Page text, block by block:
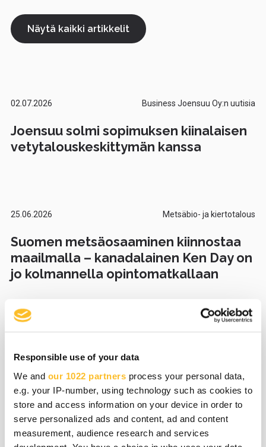
Responsible use of your data
We and our 1022 partners process your personal data,
e.g. your IP-number, using technology such as cookies to
store and access information on your device in order to
serve personalized ads and content, ad and content
measurement, audience research and services
Näytä kaikki artikkelit
02.07.2026 Business Joensuu Oy:n uutisia
Joensuu solmi sopimuksen kiinalaisen
vetytalouskeskittymän kanssa
25.06.2026 Metsäbio- ja kiertotalous
Suomen metsäosaaminen kiinnostaa
maailmalla – kanadalainen Ken Day on
jo kolmannella opintomatkallaan
Naton testaustapahtuma käynnissä
Suomessa – Droonistartup kehuu
Kiteen lentokentän
testausolosuhteita